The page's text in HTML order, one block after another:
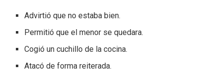
Advirtió que no estaba bien.
Permitió que el menor se quedara.
Cogió un cuchillo de la cocina.
Atacó de forma reiterada.